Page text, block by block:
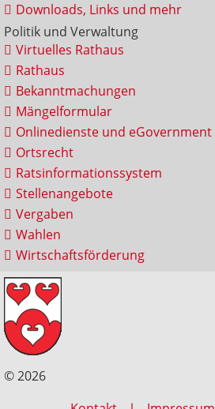
Downloads, Links und mehr
Politik und Verwaltung
Virtuelles Rathaus
Rathaus
Bekanntmachungen
Mängelformular
Onlinedienste und eGovernment
Ortsrecht
Ratsinformationssystem
Stellenangebote
Vergaben
Wahlen
Wirtschaftsförderung
© 2026